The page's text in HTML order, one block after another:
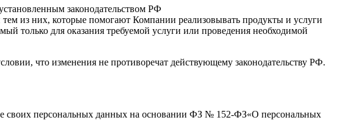
законодательством РФ
из них, которые помогают Компании реализовывать продукты и услуги
только для оказания требуемой услуги или проведения необходимой
что изменения не противоречат действующему законодательству РФ.
своих персональных данных на основании ФЗ № 152-ФЗ«О персональных